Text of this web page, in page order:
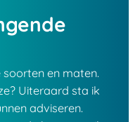
soorten en maten.
Uiteraard sta ik
adviseren.